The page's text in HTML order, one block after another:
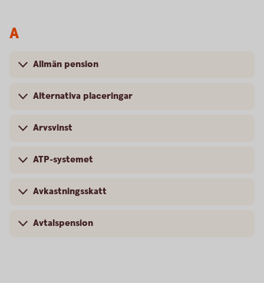
A
Allmän pension
Alternativa placeringar
Arvsvinst
ATP-systemet
Avkastningsskatt
Avtalspension